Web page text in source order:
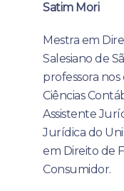
Satim Mori
Mestra em
Salesiano de
professora
Ciências
Assistente
Jurídica do
em Direito de
Consumidor.